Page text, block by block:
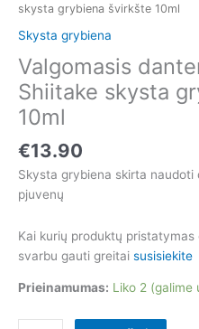
skysta grybiena švirkšte 10ml
Skysta grybiena
Valgomasis
Shiitake skysta
10ml
€13.90
Skysta grybiena skirta
pjuvenų
Kai kurių produktų
svarbu gauti greitai susisiekite
Prieinamumas: Liko 2 (galime